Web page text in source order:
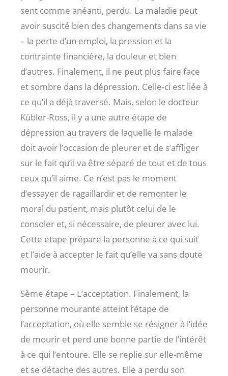
sent comme anéanti, perdu. La maladie peut
avoir suscité bien des changements dans sa vie
– la perte d’un emploi, la pression et la
contrainte financière, la douleur et bien
d’autres. Finalement, il ne peut plus faire face
et sombre dans la dépression. Celle-ci est liée à
ce qu’il a déjà traversé. Mais, selon le docteur
Kübler-Ross, il y a une autre étape de
dépression au travers de laquelle le malade
doit avoir l’occasion de pleurer et de s’affliger
sur le fait qu’il va être séparé de tout et de tous
ceux qu’il aime. Ce n’est pas le moment
d’essayer de ragaillardir et de remonter le
moral du patient, mais plutôt celui de le
consoler et, si nécessaire, de pleurer avec lui.
Cette étape prépare la personne à ce qui suit
et l’aide à accepter le fait qu’elle va sans doute
mourir.
Sème étape – L’acceptation. Finalement, la
personne mourante atteint l’étape de
l’acceptation, où elle semble se résigner à l’idée
de mourir et perd une bonne partie de l’intérêt
à ce qui l’entoure. Elle se replie sur elle-même
et se détache des autres. Elle a perdu son